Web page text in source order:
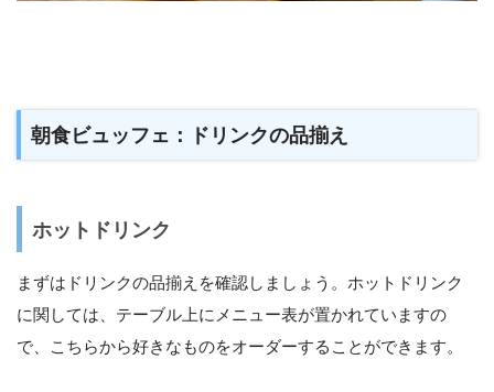
朝食ビュッフェ：ドリンクの品揃え
ホットドリンク
まずはドリンクの品揃えを確認しましょう。ホットドリンク
に関しては、テーブル上にメニュー表が置かれていますの
で、こちらから好きなものをオーダーすることができます。